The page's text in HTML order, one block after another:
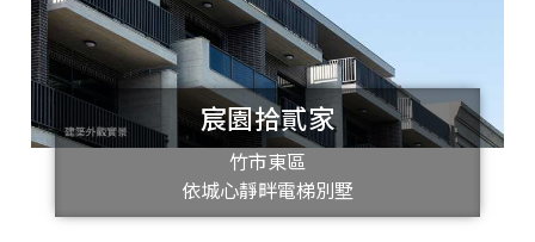
宸園拾貳家
竹市東區
依城心靜畔電梯別墅